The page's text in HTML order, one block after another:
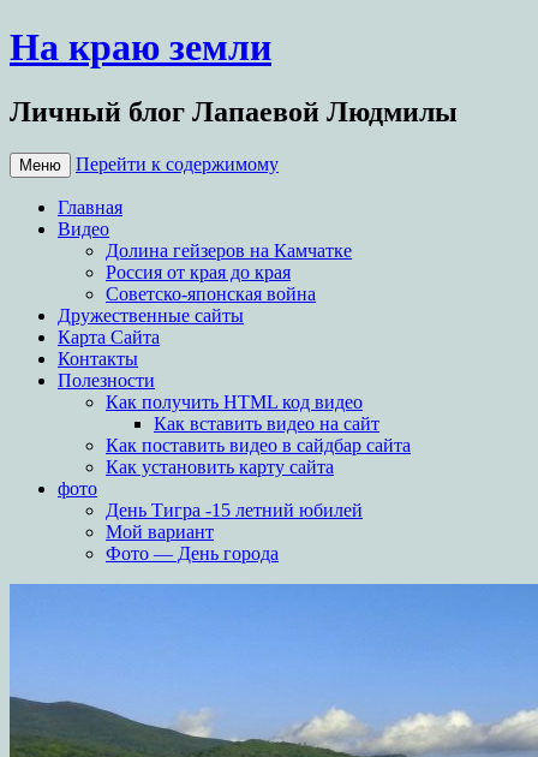
На краю земли
Личный блог Лапаевой Людмилы
Меню Перейти к содержимому
Главная
Видео
Долина гейзеров на Камчатке
Россия от края до края
Советско-японская война
Дружественные сайты
Карта Сайта
Контакты
Полезности
Как получить HTML код видео
Как вставить видео на сайт
Как поставить видео в сайдбар сайта
Как установить карту сайта
фото
День Тигра -15 летний юбилей
Мой вариант
Фото — День города